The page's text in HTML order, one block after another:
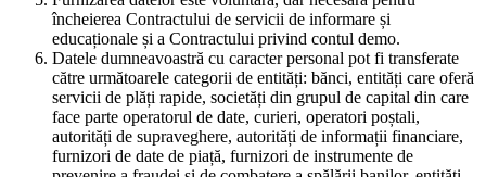
încheierea Contractului de servicii de informare și
educaționale și a Contractului privind contul demo.
Datele dumneavoastră cu caracter personal pot fi transferate
către următoarele categorii de entități: bănci, entități care oferă
servicii de plăți rapide, societăți din grupul de capital din care
face parte operatorul de date, curieri, operatori poștali,
autorități de supraveghere, autorități de informații financiare,
furnizori de date de piață, furnizori de instrumente de